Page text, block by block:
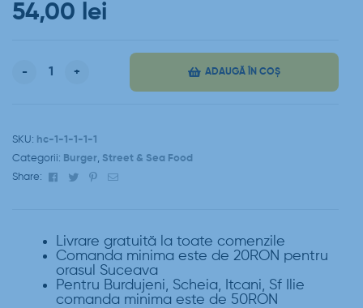
54,00 lei
- + ADAUGĂ ÎN COȘ
SKU: hc-1-1-1-1-1
Categorii: Burger, Street & Sea Food
Share:
Facebook
TwitterPinterest
Email
Livrare gratuită la toate comenzile
Comanda minima este de 20RON pentru
orasul Suceava
Pentru Burdujeni, Scheia, Itcani, Sf Ilie
comanda minima este de 50RON